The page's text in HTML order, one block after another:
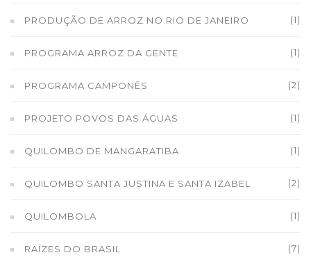
PRODUÇÃO DE ARROZ NO RIO DE JANEIRO (1)
PROGRAMA ARROZ DA GENTE (1)
PROGRAMA CAMPONÊS (2)
PROJETO POVOS DAS ÁGUAS (1)
QUILOMBO DE MANGARATIBA (1)
QUILOMBO SANTA JUSTINA E SANTA IZABEL (2)
QUILOMBOLA (1)
RAÍZES DO BRASIL (7)